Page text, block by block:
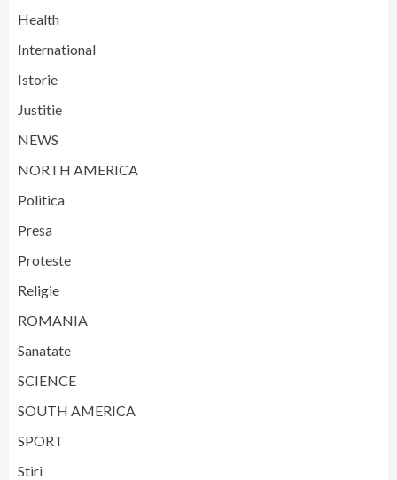
Health
International
Istorie
Justitie
NEWS
NORTH AMERICA
Politica
Presa
Proteste
Religie
ROMANIA
Sanatate
SCIENCE
SOUTH AMERICA
SPORT
Stiri